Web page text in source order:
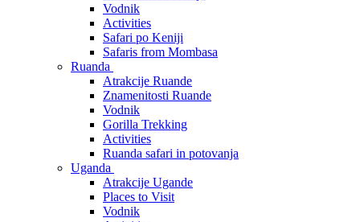
Vodnik
Activities
Safari po Keniji
Safaris from Mombasa
Ruanda
Atrakcije Ruande
Znamenitosti Ruande
Vodnik
Gorilla Trekking
Activities
Ruanda safari in potovanja
Uganda
Atrakcije Ugande
Places to Visit
Vodnik